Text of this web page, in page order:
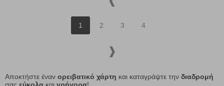
1 2 3 4
Αποκτήστε έναν ορειβατικό χάρτη και καταγράψτε την διαδρομή